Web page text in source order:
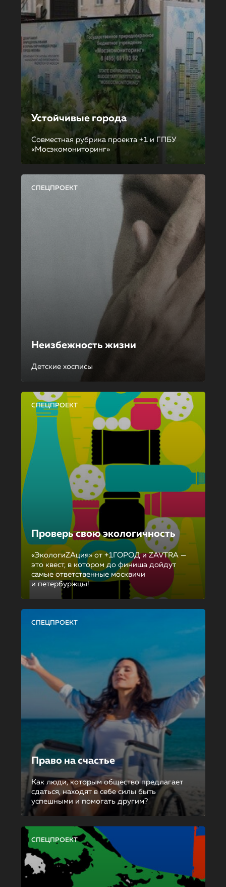
Устойчивые города
Совместная рубрика проекта +1 и ГПБУ
«Мосэкомониторинг»
СПЕЦПРОЕКТ
Неизбежность жизни
Детские хосписы
СПЕЦПРОЕКТ
Проверь свою экологичность
«ЭкологиZAция» от +1ГОРОД и ZAVTRA —
это квест, в котором до финиша дойдут
самые ответственные москвичи
и петербуржцы!
СПЕЦПРОЕКТ
Право на счастье
Как люди, которым общество предлагает
сдаться, находят в себе силы быть
успешными и помогать другим?
СПЕЦПРОЕКТ